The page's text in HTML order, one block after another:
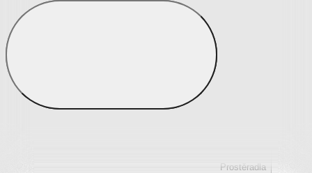
Prostěradla z mikroplyše
Prostěradla froté
Prostěradla